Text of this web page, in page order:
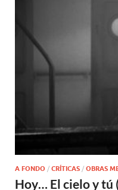
A FONDO / CRÍTICAS / OBRAS
Hoy… El cielo y